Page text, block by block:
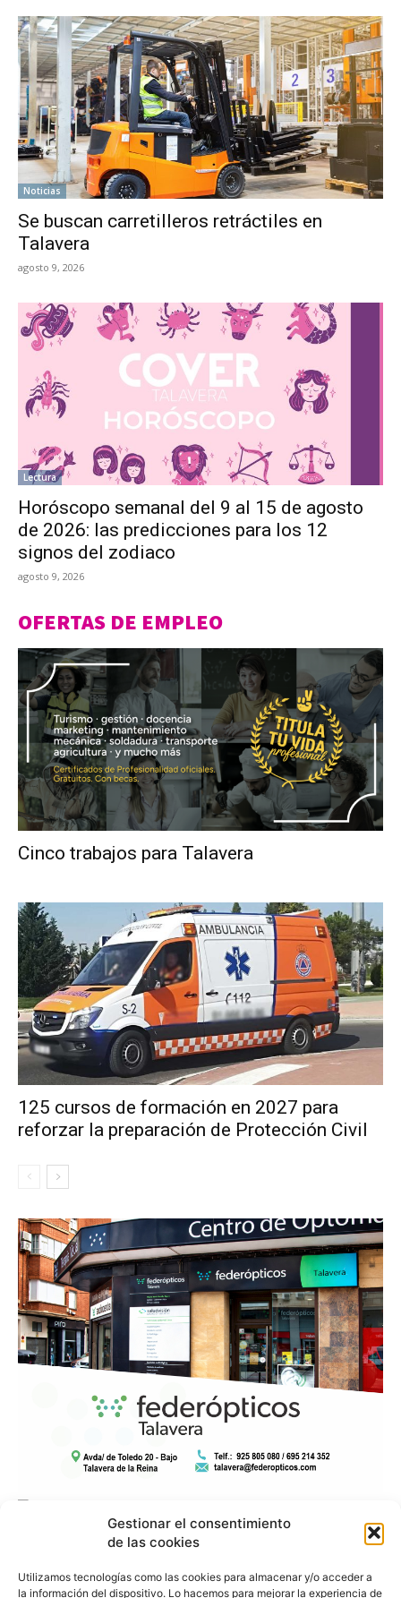
Gestionar el consentimiento
de las cookies
Utilizamos tecnologías como las cookies para almacenar y/o acceder a
la información del dispositivo. Lo hacemos para mejorar la experiencia de
Noticias
Se buscan carretilleros retráctiles en
Talavera
agosto 9, 2026
Lectura
Horóscopo semanal del 9 al 15 de agosto
de 2026: las predicciones para los 12
signos del zodiaco
agosto 9, 2026
OFERTAS DE EMPLEO
Cinco trabajos para Talavera
125 cursos de formación en 2027 para
reforzar la preparación de Protección Civil